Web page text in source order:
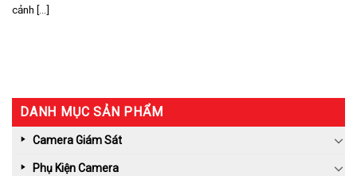
cảnh [...]
DANH MỤC SẢN PHẨM
Camera Giám Sát
Phụ Kiện Camera